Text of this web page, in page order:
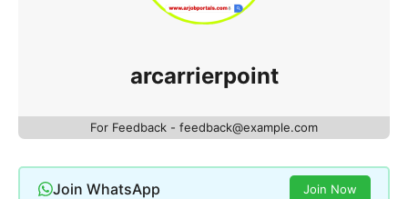
arcarrierpoint
For Feedback - feedback@example.com
Join WhatsApp Join Now